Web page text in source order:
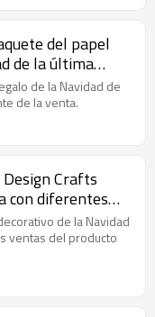
del papel
de la última
tamaño con
embalaje de la
de la Navidad de
de la venta.
Crafts
con diferentes
surtidos ende la Navidad
ventas del producto